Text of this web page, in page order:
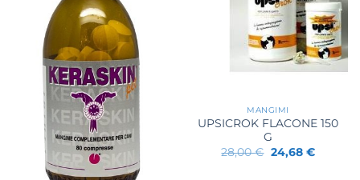
MANGIMI
UPSICROK FLACONE 150
G
28,00€ Il
prezzo
24,68 €Il